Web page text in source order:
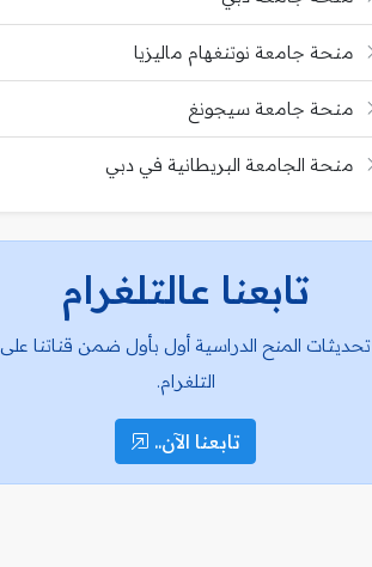
منحة جامعة نوتنغهام ماليزيا
منحة جامعة سيجونغ
منحة الجامعة البريطانية في دبي
تابعنا عالتلغرام
تحديثات المنح الدراسية أول بأول ضمن قناتنا على
التلغرام.
تابعنا الآن..